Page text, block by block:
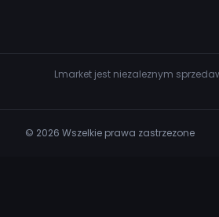
Lmarket jest niezaleznym
© 2026 Wszelkie prawa zastrzezone